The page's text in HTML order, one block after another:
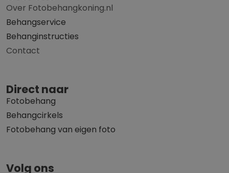
Over Fotobehangkoning.nl
Behangservice
Behanginstructies
Contact
Direct naar
Fotobehang
Behangcirkels
Fotobehang van eigen foto
Volg ons